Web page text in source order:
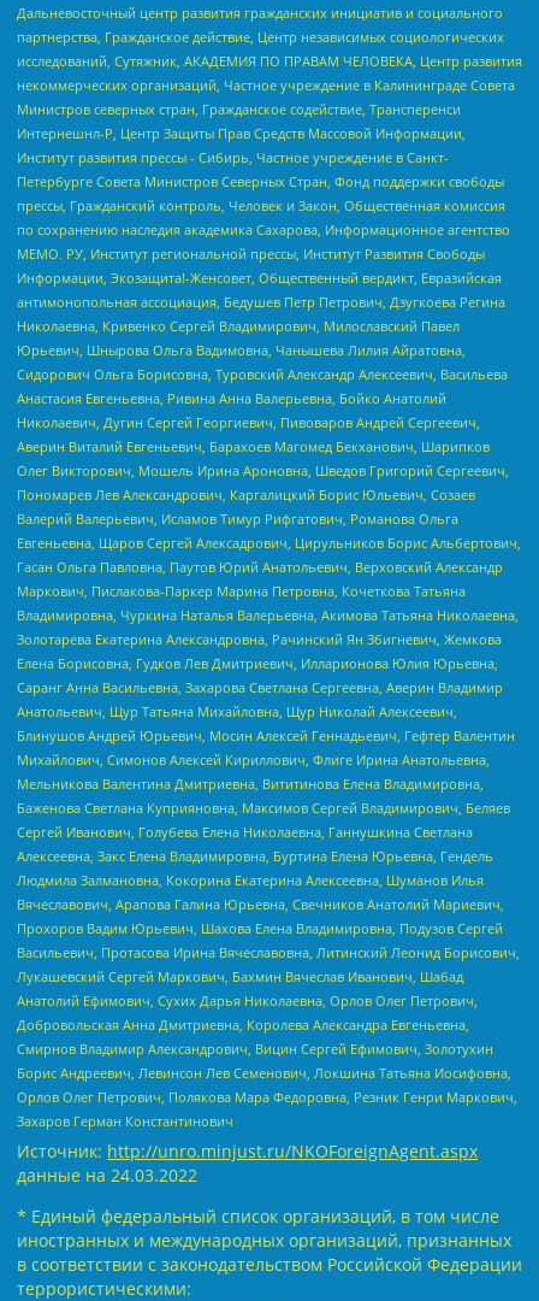
Дальневосточный центр развития гражданских инициатив и социального
партнерства, Гражданское действие, Центр независимых социологических
исследований, Сутяжник, АКАДЕМИЯ ПО ПРАВАМ ЧЕЛОВЕКА, Центр развития
некоммерческих организаций, Частное учреждение в Калининграде Совета
Министров северных стран, Гражданское содействие, Трансперенси
Интернешнл-Р, Центр Защиты Прав Средств Массовой Информации,
Институт развития прессы - Сибирь, Частное учреждение в Санкт-
Петербурге Совета Министров Северных Стран, Фонд поддержки свободы
прессы, Гражданский контроль, Человек и Закон, Общественная комиссия
по сохранению наследия академика Сахарова, Информационное агентство
МЕМО. РУ, Институт региональной прессы, Институт Развития Свободы
Информации, Экозащита!-Женсовет, Общественный вердикт, Евразийская
антимонопольная ассоциация, Бедушев Петр Петрович, Дзугкоева Регина
Николаевна, Кривенко Сергей Владимирович, Милославский Павел
Юрьевич, Шнырова Ольга Вадимовна, Чанышева Лилия Айратовна,
Сидорович Ольга Борисовна, Туровский Александр Алексеевич, Васильева
Анастасия Евгеньевна, Ривина Анна Валерьевна, Бойко Анатолий
Николаевич, Дугин Сергей Георгиевич, Пивоваров Андрей Сергеевич,
Аверин Виталий Евгеньевич, Барахоев Магомед Бекханович, Шарипков
Олег Викторович, Мошель Ирина Ароновна, Шведов Григорий Сергеевич,
Пономарев Лев Александрович, Каргалицкий Борис Юльевич, Созаев
Валерий Валерьевич, Исламов Тимур Рифгатович, Романова Ольга
Евгеньевна, Щаров Сергей Алексадрович, Цирульников Борис Альбертович,
Гасан Ольга Павловна, Паутов Юрий Анатольевич, Верховский Александр
Маркович, Пислакова-Паркер Марина Петровна, Кочеткова Татьяна
Владимировна, Чуркина Наталья Валерьевна, Акимова Татьяна Николаевна,
Золотарева Екатерина Александровна, Рачинский Ян Збигневич, Жемкова
Елена Борисовна, Гудков Лев Дмитриевич, Илларионова Юлия Юрьевна,
Саранг Анна Васильевна, Захарова Светлана Сергеевна, Аверин Владимир
Анатольевич, Щур Татьяна Михайловна, Щур Николай Алексеевич,
Блинушов Андрей Юрьевич, Мосин Алексей Геннадьевич, Гефтер Валентин
Михайлович, Симонов Алексей Кириллович, Флиге Ирина Анатольевна,
Мельникова Валентина Дмитриевна, Вититинова Елена Владимировна,
Баженова Светлана Куприяновна, Максимов Сергей Владимирович, Беляев
Сергей Иванович, Голубева Елена Николаевна, Ганнушкина Светлана
Алексеевна, Закс Елена Владимировна, Буртина Елена Юрьевна, Гендель
Людмила Залмановна, Кокорина Екатерина Алексеевна, Шуманов Илья
Вячеславович, Арапова Галина Юрьевна, Свечников Анатолий Мариевич,
Прохоров Вадим Юрьевич, Шахова Елена Владимировна, Подузов Сергей
Васильевич, Протасова Ирина Вячеславовна, Литинский Леонид Борисович,
Лукашевский Сергей Маркович, Бахмин Вячеслав Иванович, Шабад
Анатолий Ефимович, Сухих Дарья Николаевна, Орлов Олег Петрович,
Добровольская Анна Дмитриевна, Королева Александра Евгеньевна,
Смирнов Владимир Александрович, Вицин Сергей Ефимович, Золотухин
Борис Андреевич, Левинсон Лев Семенович, Локшина Татьяна Иосифовна,
Орлов Олег Петрович, Полякова Мара Федоровна, Резник Генри Маркович,
Захаров Герман Константинович
Источник: http://unro.minjust.ru/NKOForeignAgent.aspx
данные на 24.03.2022
* Единый федеральный список организаций, в том числе
иностранных и международных организаций, признанных
в соответствии с законодательством Российской Федерации
террористическими: